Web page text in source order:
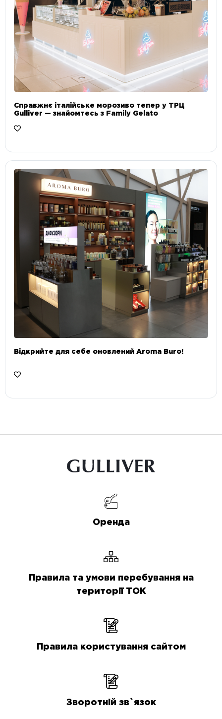
Справжнє італійське морозиво тепер у ТРЦ
Gulliver — знайомтесь з Family Gelato
Відкрийте для себе оновлений Aroma Buro! ⠀
Оренда
Правила та умови перебування на
території ТОК
Правила користування сайтом
Зворотній зв`язок